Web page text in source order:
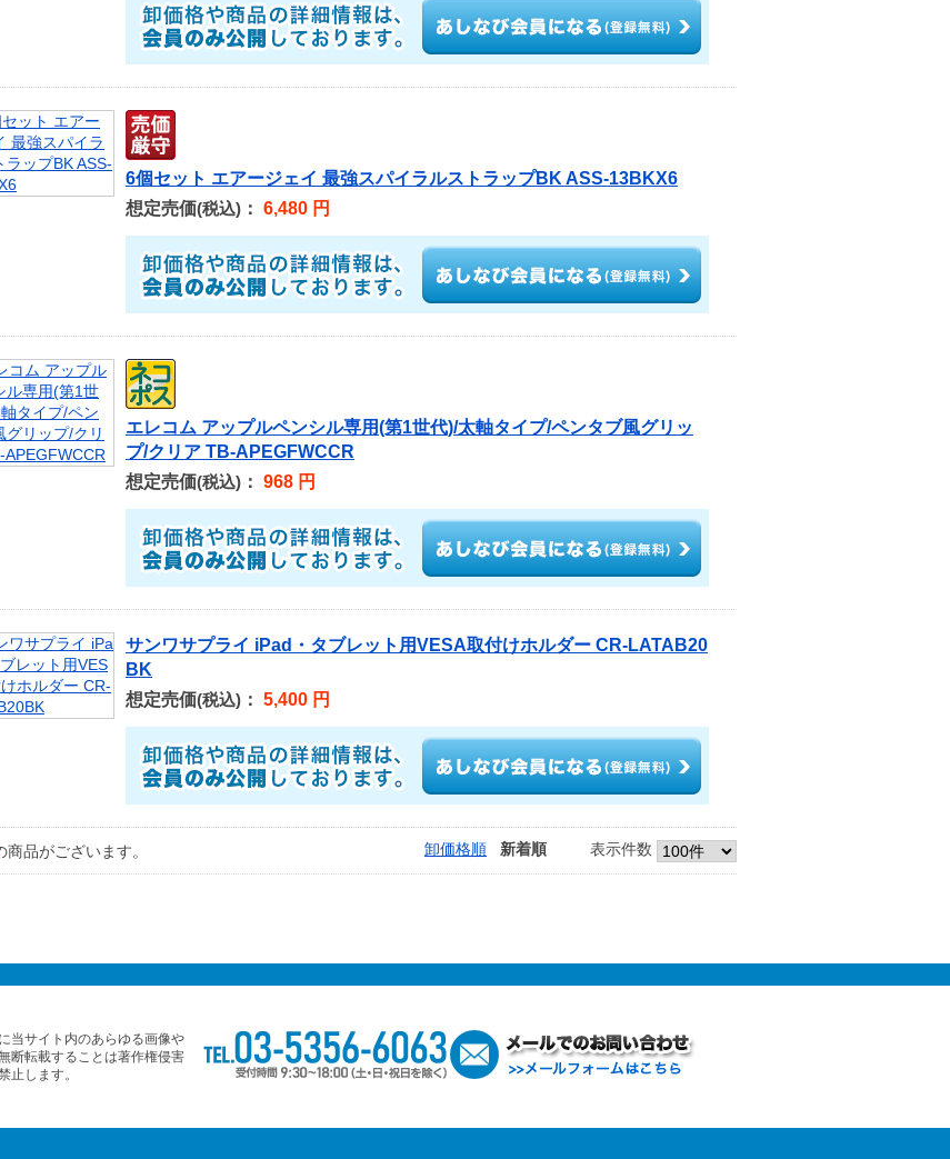
6個セット エアージェイ 最強スパイラルストラップBK ASS-13BKX6
想定売価(税込) ： 6,480 円
エレコム アップルペンシル専用(第1世代)/太軸タイプ/ペンタブ風グリッ
プ/クリア TB-APEGFWCCR
想定売価(税込) ： 968 円
サンワサプライ iPad・タブレット用VESA取付けホルダー CR-LATAB20
BK
想定売価(税込) ： 5,400 円
商品がございます。 卸価格順 新着順 表示件数
当サイト内のあらゆる画像や
断転載することは著作権侵害
止します。